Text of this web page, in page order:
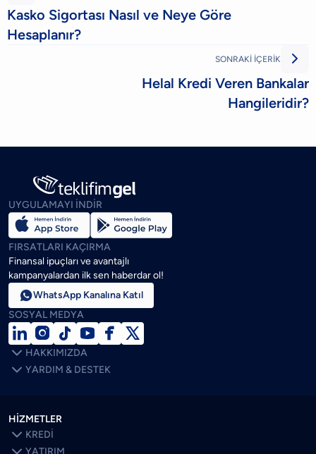
Kasko Sigortası Nasıl ve Neye Göre
Hesaplanır?
SONRAKİ İÇERİK 
Helal Kredi Veren Bankalar
Hangileridir?
UYGULAMAYI İNDİR
FIRSATLARI KAÇIRMA
Finansal ipuçları ve avantajlı
kampanyalardan ilk sen haberdar ol!
WhatsApp Kanalına Katıl
SOSYAL MEDYA
    

 HAKKIMIZDA
 YARDIM & DESTEK
HİZMETLER
 KREDİ
YATIRIM